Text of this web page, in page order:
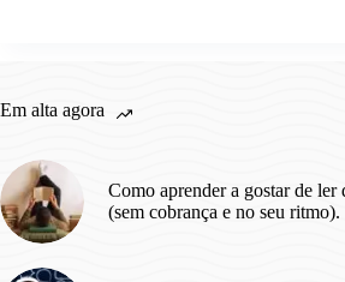
um
Em alta agora
Como aprender a gostar de ler
(sem cobrança e no seu ritmo).